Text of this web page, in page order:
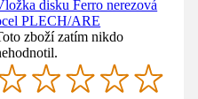
disku Ferro nerezová
PLECH/ARE
zboží zatím nikdo